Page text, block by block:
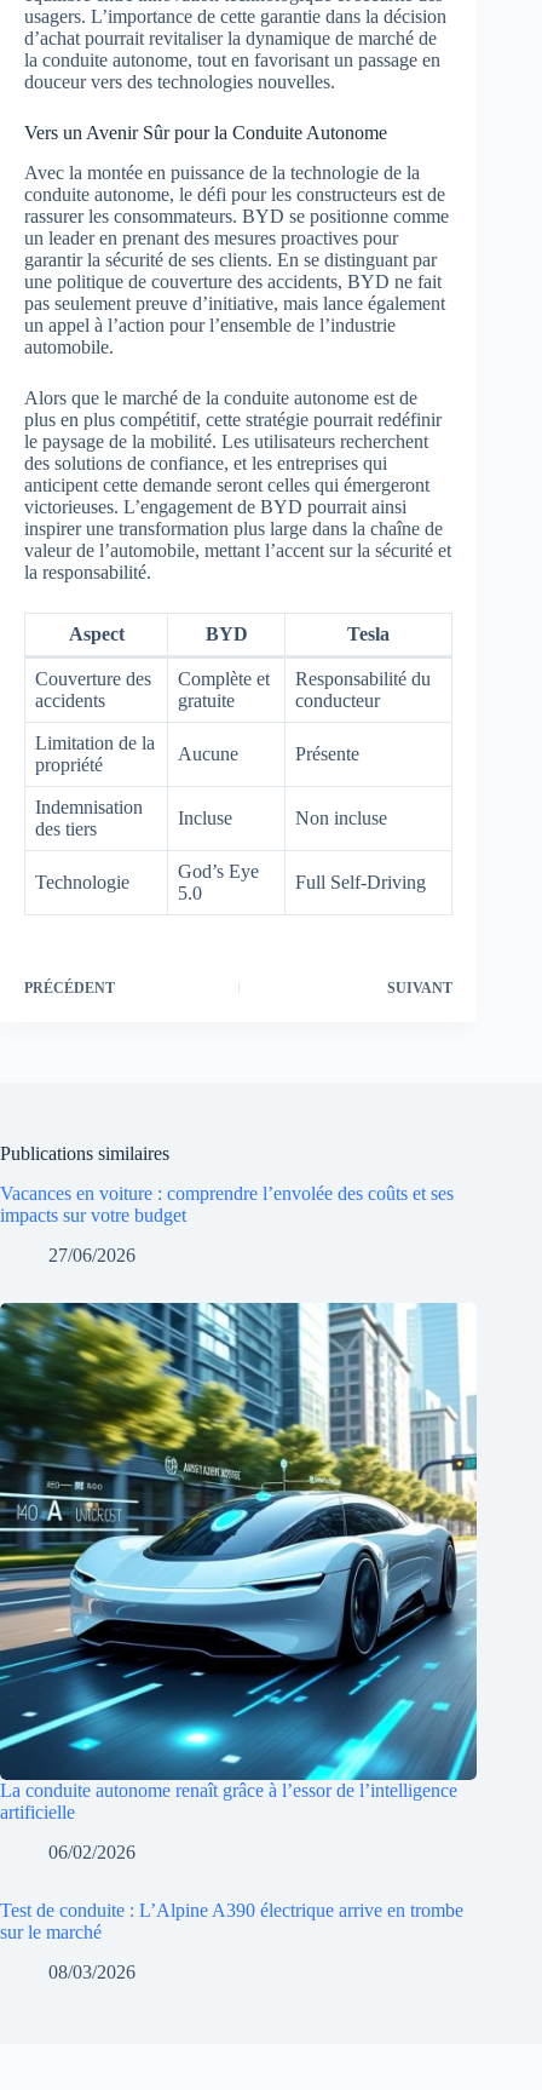
usagers. L’importance de cette garantie dans la décision
d’achat pourrait revitaliser la dynamique de marché de
la conduite autonome, tout en favorisant un passage en
douceur vers des technologies nouvelles.
Vers un Avenir Sûr pour la Conduite Autonome
Avec la montée en puissance de la technologie de la
conduite autonome, le défi pour les constructeurs est de
rassurer les consommateurs. BYD se positionne comme
un leader en prenant des mesures proactives pour
garantir la sécurité de ses clients. En se distinguant par
une politique de couverture des accidents, BYD ne fait
pas seulement preuve d’initiative, mais lance également
un appel à l’action pour l’ensemble de l’industrie
automobile.
Alors que le marché de la conduite autonome est de
plus en plus compétitif, cette stratégie pourrait redéfinir
le paysage de la mobilité. Les utilisateurs recherchent
des solutions de confiance, et les entreprises qui
anticipent cette demande seront celles qui émergeront
victorieuses. L’engagement de BYD pourrait ainsi
inspirer une transformation plus large dans la chaîne de
valeur de l’automobile, mettant l’accent sur la sécurité et
la responsabilité.
Aspect BYD Tesla
Couverture des
accidents
Complète et
gratuite
Responsabilité du
conducteur
Limitation de la
propriété
Aucune Présente
Indemnisation
des tiers
Incluse Non incluse
Technologie
God’s Eye
5.0
Full Self-Driving
PRÉCÉDENT SUIVANT
Publications similaires
Vacances en voiture : comprendre l’envolée des coûts et ses
impacts sur votre budget
27/06/2026
La conduite autonome renaît grâce à l’essor de l’intelligence
artificielle
06/02/2026
Test de conduite : L’Alpine A390 électrique arrive en trombe
sur le marché
08/03/2026